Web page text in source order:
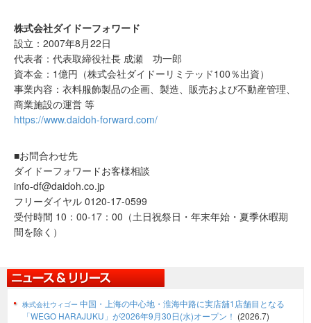
株式会社ダイドーフォワード
設立：2007年8月22日
代表者：代表取締役社長 成瀬 功一郎
資本金：1億円（株式会社ダイドーリミテッド100％出資）
事業内容：衣料服飾製品の企画、製造、販売および不動産管理、
商業施設の運営 等
https://www.daidoh-forward.com/
■お問合わせ先
ダイドーフォワードお客様相談
info-df@daidoh.co.jp
フリーダイヤル 0120-17-0599
受付時間 10：00-17：00（土日祝祭日・年末年始・夏季休暇期
間を除く）
株式会社ウィゴー 中国・上海の中心地・淮海中路に実店舖1店舗目となる
「WEGO HARAJUKU」が2026年9月30日(水)オープン！ (2026.7)